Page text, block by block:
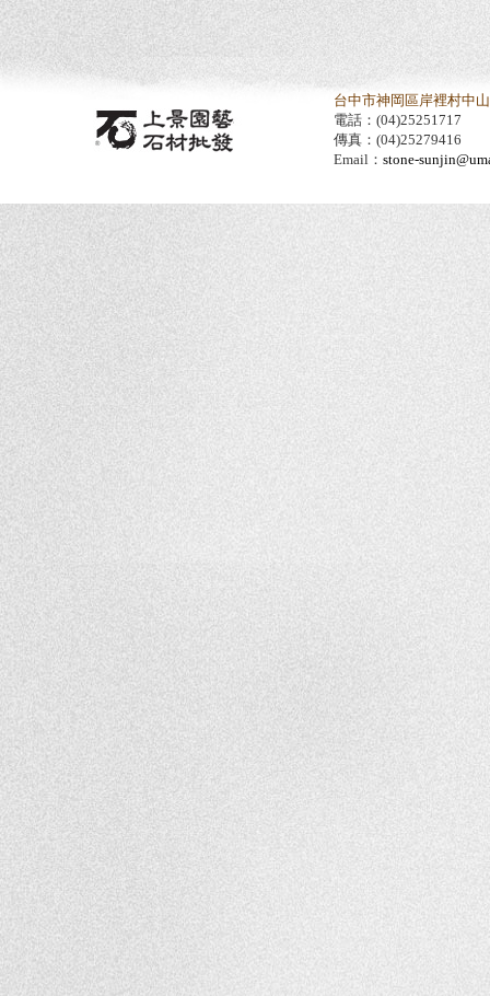
台中市神岡區岸裡村中
電話：(04)25251717
傳真：(04)25279416
Email： stone-